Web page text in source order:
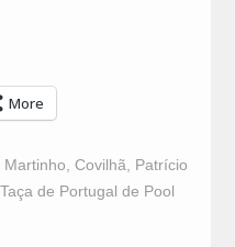
More
Martinho Covilhã
Patrício
Taça de Portugal de Pool